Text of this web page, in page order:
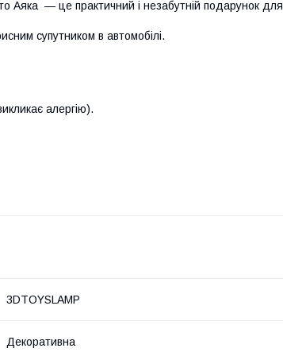
Аяка — це практичний і незабутній подарунок для
супутником в автомобілі.
алергію).
3DTOYSLAMP
Декоративна